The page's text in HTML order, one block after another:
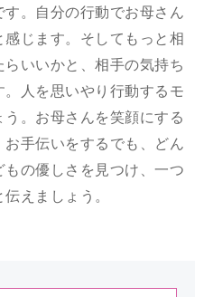
。自分の行動でお母さん
じます。そしてもっと相
いいかと、相手の気持ち
人を思いやり行動するモ
。お母さんを笑顔にする
手伝いをするでも、どん
の優しさを見つけ、一つ
えましょう。